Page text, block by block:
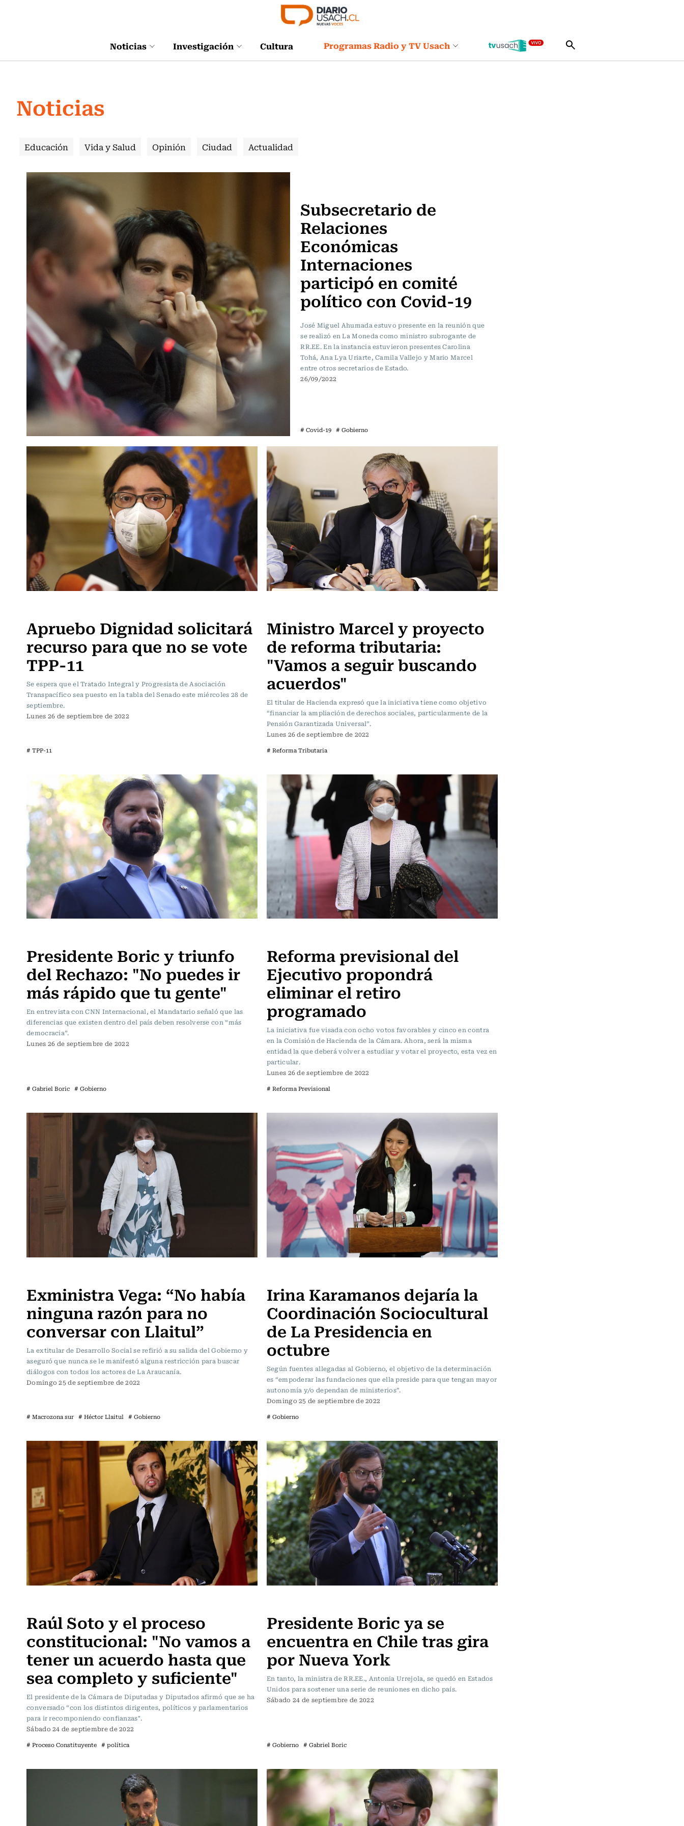
Noticias Investigación Cultura Programas Radio y TV Usach
Noticias
Educación Vida y Salud Opinión Ciudad Actualidad
Subsecretario de
Relaciones
Económicas
Internaciones
participó en comité
político con Covid-19
José Miguel Ahumada estuvo presente en la reunión que
se realizó en La Moneda como ministro subrogante de
RR.EE. En la instancia estuvieron presentes Carolina
Tohá, Ana Lya Uriarte, Camila Vallejo y Mario Marcel
entre otros secretarios de Estado.
26/09/2022
# Covid-19 # Gobierno
Apruebo Dignidad solicitará
recurso para que no se vote
TPP-11
Se espera que el Tratado Integral y Progresista de Asociación
Transpacífico sea puesto en la tabla del Senado este miércoles 28 de
septiembre.
Lunes 26 de septiembre de 2022
# TPP-11
Ministro Marcel y proyecto
de reforma tributaria:
"Vamos a seguir buscando
acuerdos"
El titular de Hacienda expresó que la iniciativa tiene como objetivo
“financiar la ampliación de derechos sociales, particularmente de la
Pensión Garantizada Universal”.
Lunes 26 de septiembre de 2022
# Reforma Tributaria
Presidente Boric y triunfo
del Rechazo: "No puedes ir
más rápido que tu gente"
En entrevista con CNN Internacional, el Mandatario señaló que las
diferencias que existen dentro del país deben resolverse con “más
democracia”.
Lunes 26 de septiembre de 2022
# Gabriel Boric # Gobierno
Reforma previsional del
Ejecutivo propondrá
eliminar el retiro
programado
La iniciativa fue visada con ocho votos favorables y cinco en contra
en la Comisión de Hacienda de la Cámara. Ahora, será la misma
entidad la que deberá volver a estudiar y votar el proyecto, esta vez en
particular.
Lunes 26 de septiembre de 2022
# Reforma Previsional
Exministra Vega: “No había
ninguna razón para no
conversar con Llaitul”
La extitular de Desarrollo Social se refirió a su salida del Gobierno y
aseguró que nunca se le manifestó alguna restricción para buscar
diálogos con todos los actores de La Araucanía.
Domingo 25 de septiembre de 2022
# Macrozona sur # Héctor Llaitul # Gobierno
Irina Karamanos dejaría la
Coordinación Sociocultural
de La Presidencia en
octubre
Según fuentes allegadas al Gobierno, el objetivo de la determinación
es “empoderar las fundaciones que ella preside para que tengan mayor
autonomía y/o dependan de ministerios”.
Domingo 25 de septiembre de 2022
# Gobierno
Raúl Soto y el proceso
constitucional: "No vamos a
tener un acuerdo hasta que
sea completo y suficiente"
El presidente de la Cámara de Diputadas y Diputados afirmó que se ha
conversado “con los distintos dirigentes, políticos y parlamentarios
para ir recomponiendo confianzas".
Sábado 24 de septiembre de 2022
# Proceso Constituyente # política
Presidente Boric ya se
encuentra en Chile tras gira
por Nueva York
En tanto, la ministra de RR.EE., Antonia Urrejola, se quedó en Estados
Unidos para sostener una serie de reuniones en dicho país.
Sábado 24 de septiembre de 2022
# Gobierno # Gabriel Boric